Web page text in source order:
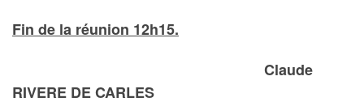
Fin de la réunion 12h15.
Claude
RIVERE DE CARLES